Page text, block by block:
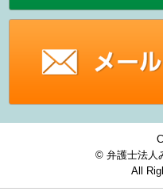
© 弁護士法人
All